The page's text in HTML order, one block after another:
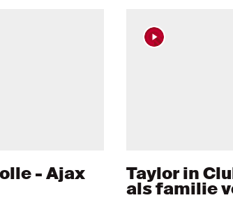
- Ajax Taylor in
als familie